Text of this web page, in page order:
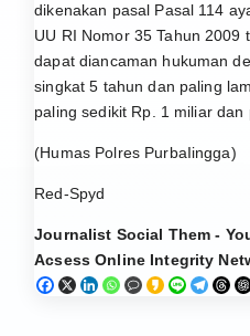
dikenakan pasal Pasal 114
UU RI Nomor 35 Tahun 2009
dapat diancaman hukuman
singkat 5 tahun dan paling
paling sedikit Rp. 1 miliar dan
(Humas Polres PurbaIingga)
Red-Spyd
Journalist Social Them -
Acsess Online Integrity